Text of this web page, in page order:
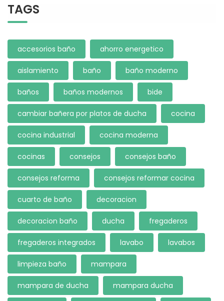
TAGS
accesorios baño ahorro energetico
aislamiento baño baño moderno
baños baños modernos bide
cambiar bañera por platos de ducha cocina
cocina industrial cocina moderna
cocinas consejos consejos baño
consejos reforma consejos reformar cocina
cuarto de baño decoracion
decoracion baño ducha fregaderos
fregaderos integrados lavabo lavabos
limpieza baño mampara
mampara de ducha mampara ducha